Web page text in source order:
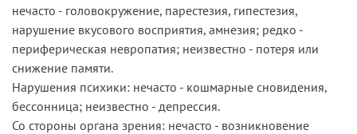
нечасто - головокружение, парестезия, гипестезия,
нарушение вкусового восприятия, амнезия; редко -
периферическая невропатия; неизвестно - потеря или
снижение памяти.
Нарушения психики: нечасто - кошмарные сновидения,
бессонница; неизвестно - депрессия.
Со стороны органа зрения: нечасто - возникновение